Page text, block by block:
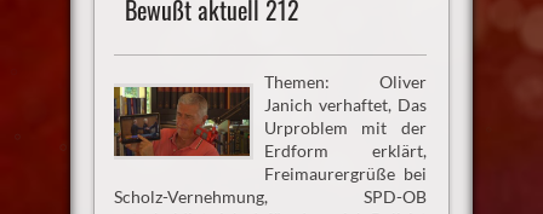
Bewußt aktuell 212
Themen: Oliver
Janich verhaftet, Das
Urproblem mit der
Erdform erklärt,
Freimaurergrüße bei
Scholz-Vernehmung, SPD-OB